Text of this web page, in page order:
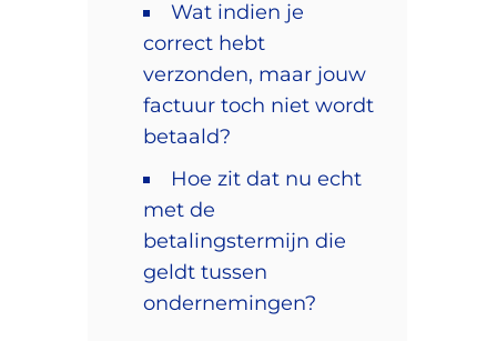
Wat indien je
correct hebt
verzonden, maar jouw
factuur toch niet wordt
betaald?
Hoe zit dat nu echt
met de
betalingstermijn die
geldt tussen
ondernemingen?